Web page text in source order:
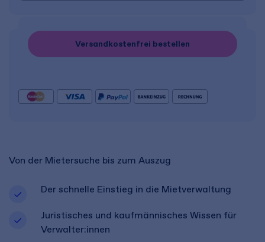
Von der Mietersuche bis zum Auszug
Der schnelle Einstieg in die Mietverwaltung
Juristisches und kaufmännisches Wissen für
Verwalter:innen
Versandkostenfrei bestellen